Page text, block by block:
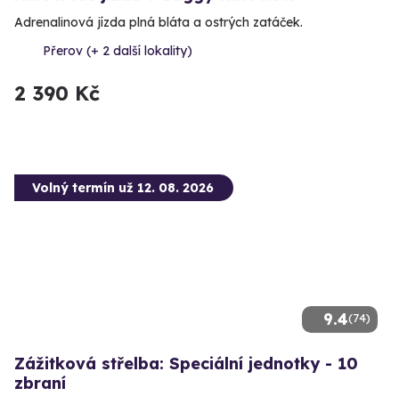
Adrenalinová jízda plná bláta a ostrých zatáček.
Přerov (+ 2 další lokality)
2 390 Kč
9.4(74)
Volný termín už 12. 08. 2026
Zážitková střelba: Speciální jednotky - 10
zbraní